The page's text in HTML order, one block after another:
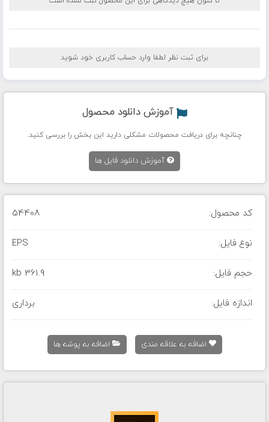
برای ثبت نظر لطفا وارد حساب کاربری خود شوید
آموزش دانلود محصول
چنانچه برای دریافت محصولات مشکلی دارید این بخش را بررسی کنید.
آموزش دانلود فایل ها
کد محصول: 54408
نوع فایل: EPS
حجم فایل: 361.9 kb
اندازه فایل: برداری
اضافه به علاقه مندی اضافه به پوشه ها